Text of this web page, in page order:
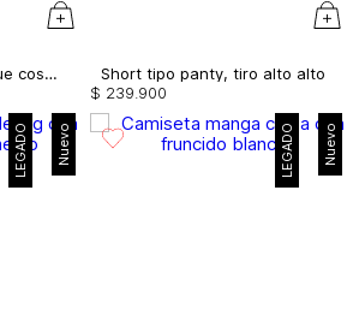
Bermuda amplia,aplique costados
Short tipo panty, tiro alto alto
$ 239 900
Nuevo
LEGADO Nuevo
LEGADO